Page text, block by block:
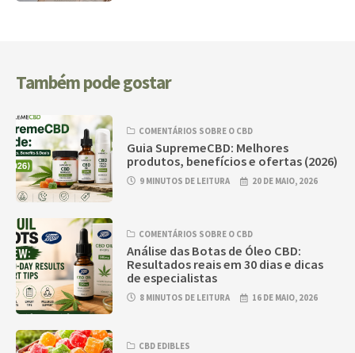
Também pode gostar
COMENTÁRIOS SOBRE O CBD
Guia SupremeCBD: Melhores
produtos, benefícios e ofertas (2026)
9 MINUTOS DE LEITURA 20 DE MAIO, 2026
COMENTÁRIOS SOBRE O CBD
Análise das Botas de Óleo CBD:
Resultados reais em 30 dias e dicas
de especialistas
8 MINUTOS DE LEITURA 16 DE MAIO, 2026
CBD EDIBLES